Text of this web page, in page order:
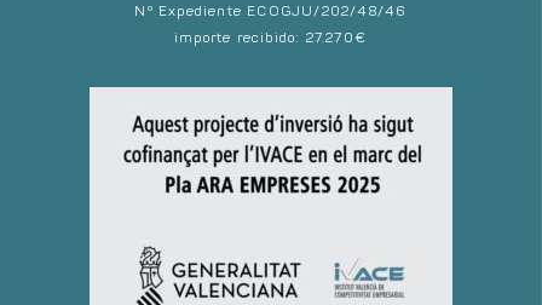
Nº Expediente ECOGJU/202/48/46
importe recibido: 27.270€